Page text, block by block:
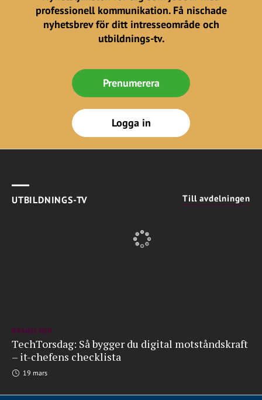
professionell kommunikation. Få nischade
nyhetsbrev för ditt intresseområde och
utbildnings-tv.
Prenumerera
Logga in
UTBILDNINGS-TV Till avdelningen
BRANSCHEN
TechTorsdag: Så bygger du digital motståndskraft
– it-chefens checklista
19 mars